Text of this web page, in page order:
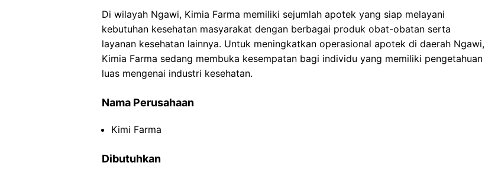
Di wilayah Ngawi, Kimia Farma memiliki sejumlah apotek yang siap melayani
kebutuhan kesehatan masyarakat dengan berbagai produk obat-obatan serta
layanan kesehatan lainnya. Untuk meningkatkan operasional apotek di daerah Ngawi,
Kimia Farma sedang membuka kesempatan bagi individu yang memiliki pengetahuan
luas mengenai industri kesehatan.
Nama Perusahaan
Kimi Farma
Dibutuhkan